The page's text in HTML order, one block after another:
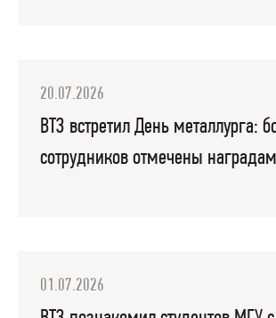
20.07.2026
ВТЗ встретил День металлурга:
сотрудников отмечены
01.07.2026